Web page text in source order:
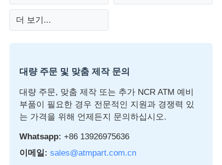
OKI ATM 부품
빌 수락자
지폐 분류기
지폐계수기
더 보기...
대량 주문 및 맞춤 제작 문의
대량 주문, 맞춤 제작 또는 추가 NCR ATM 예비
부품이 필요한 경우 전문적인 지원과 경쟁력 있
는 가격을 위해 언제든지 문의하십시오.
Whatsapp: +86 13926975636
이메일: sales@atmpart.com.cn